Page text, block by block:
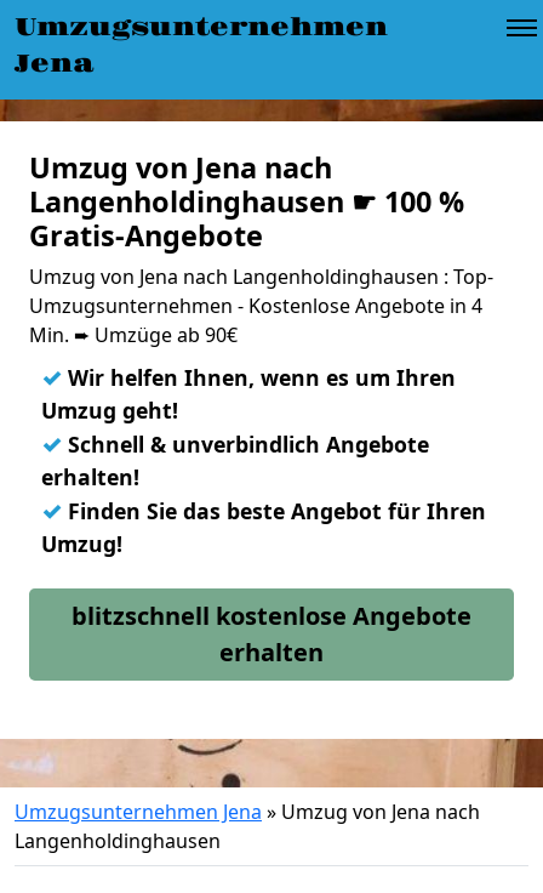
Umzugsunternehmen
Jena
Umzug von Jena nach
Langenholdinghausen ☛ 100 %
Gratis-Angebote
Umzug von Jena nach Langenholdinghausen : Top-
Umzugsunternehmen - Kostenlose Angebote in 4
Min. ➨ Umzüge ab 90€
✓ Wir helfen Ihnen, wenn es um Ihren
Umzug geht!
✓ Schnell & unverbindlich Angebote
erhalten!
✓ Finden Sie das beste Angebot für Ihren
Umzug!
blitzschnell kostenlose Angebote
erhalten
Umzugsunternehmen Jena » Umzug von Jena nach
Langenholdinghausen